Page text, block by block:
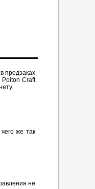
предзаках
Poiton Сraft
же так
не